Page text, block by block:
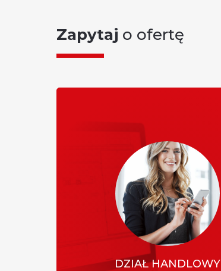
Zapytaj o ofertę
DZIAŁ HANDLOWY